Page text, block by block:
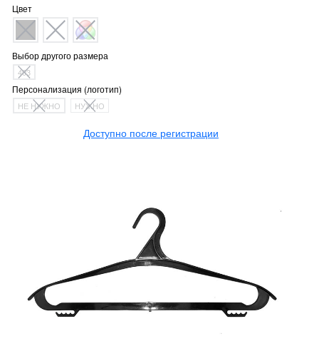
Цвет
Выбор другого размера
403
Персонализация (логотип)
НЕ НУЖНО НУЖНО
Доступно после регистрации